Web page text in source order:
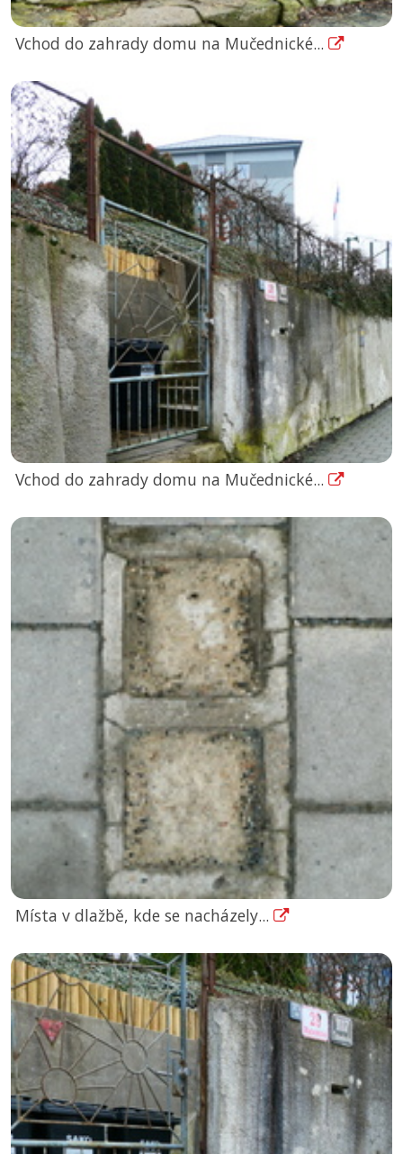
Vchod do zahrady domu na Mučednické...
Vchod do zahrady domu na Mučednické...
Místa v dlažbě, kde se nacházely...